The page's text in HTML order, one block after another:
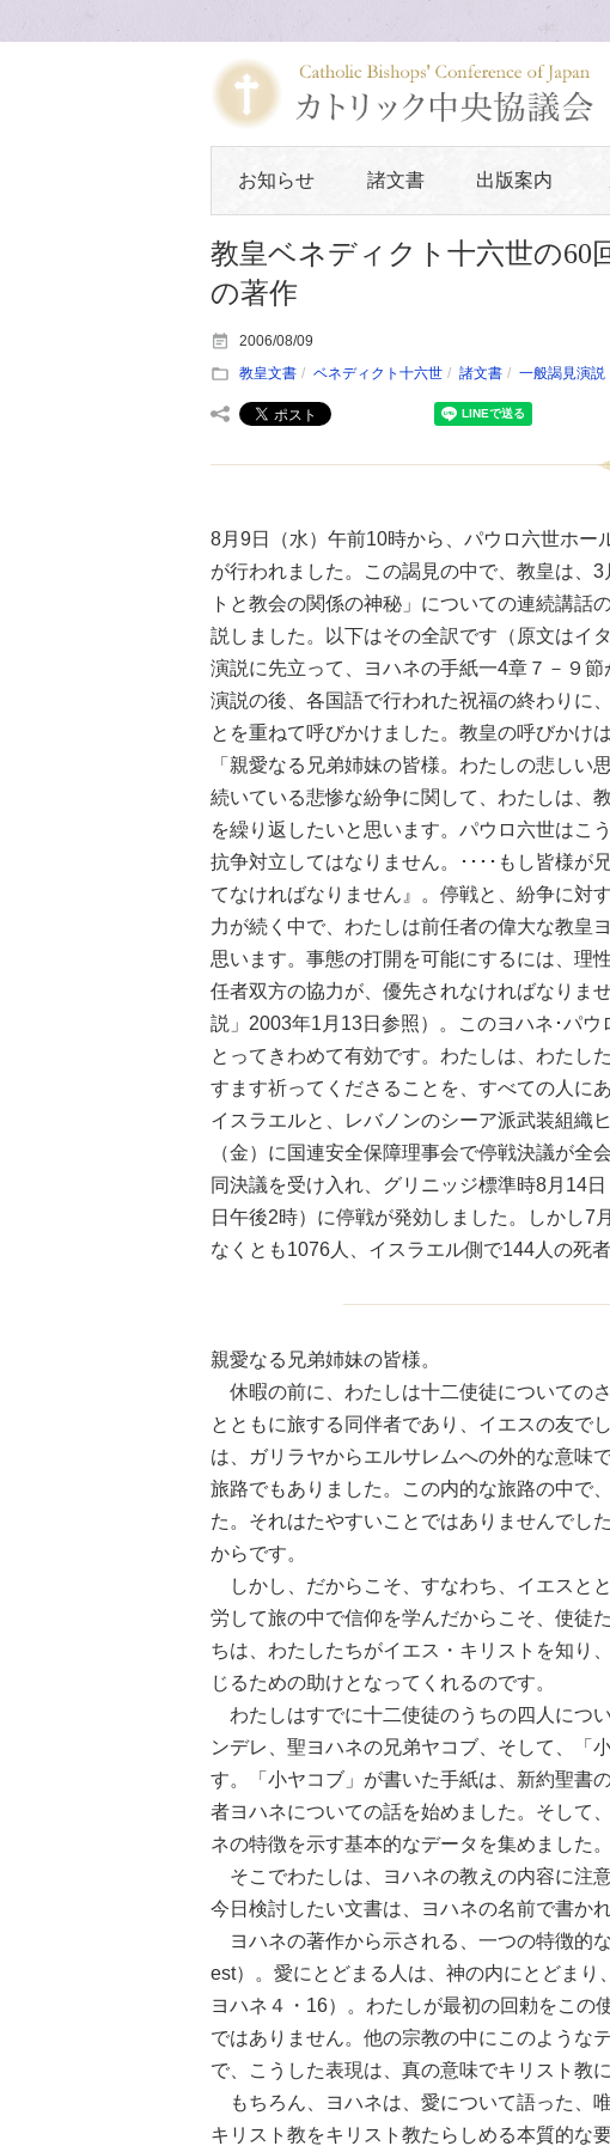
お知らせ 諸文書 出版案内
教皇ベネディクト十六世の
の著作
2006/08/09
教皇文書
ベネディクト十六世 諸文書 一般謁見演説
8月9日（水）午前10時から、パウロ六世ホー
が行われました。この謁見の中で、教皇は、
トと教会の関係の神秘」についての連続講話
説しました。以下はその全訳です（原文はイタ
演説に先立って、ヨハネの手紙一4章７－９節
演説の後、各国語で行われた祝福の終わりに
とを重ねて呼びかけました。教皇の呼びかけ
「親愛なる兄弟姉妹の皆様。わたしの悲しい
続いている悲惨な紛争に関して、わたしは、
を繰り返したいと思います。パウロ六世はこ
抗争対立してはなりません。････もし皆様が
てなければなりません』。停戦と、紛争に対
力が続く中で、わたしは前任者の偉大な教皇
思います。事態の打開を可能にするには、理
任者双方の協力が、優先されなければなりま
説」2003年1月13日参照）。このヨハネ･パ
とってきわめて有効です。わたしは、わたし
すます祈ってくださることを、すべての人に
イスラエルと、レバノンのシーア派武装組織
（金）に国連安全保障理事会で停戦決議が
同決議を受け入れ、グリニッジ標準時8月14
日午後2時）に停戦が発効しました。しかし
なくとも1076人、イスラエル側で144人の死者
親愛なる兄弟姉妹の皆様。
休暇の前に、わたしは十二使徒についての
とともに旅する同伴者であり、イエスの友で
は、ガリラヤからエルサレムへの外的な意味
旅路でもありました。この内的な旅路の中で
た。それはたやすいことではありませんでし
からです。
しかし、だからこそ、すなわち、イエスと
労して旅の中で信仰を学んだからこそ、使徒
ちは、わたしたちがイエス・キリストを知り
じるための助けとなってくれるのです。
わたしはすでに十二使徒のうちの四人につ
ンデレ、聖ヨハネの兄弟ヤコブ、そして、「
す。「小ヤコブ」が書いた手紙は、新約聖書
者ヨハネについての話を始めました。そして
ネの特徴を示す基本的なデータを集めました。
そこでわたしは、ヨハネの教えの内容に注
今日検討したい文書は、ヨハネの名前で書か
ヨハネの著作から示される、一つの特徴的
est）。愛にとどまる人は、神の内にとどま
ヨハネ４・16）。わたしが最初の回勅をこの
ではありません。他の宗教の中にこのような
で、こうした表現は、真の意味でキリスト教
もちろん、ヨハネは、愛について語った、
キリスト教をキリスト教たらしめる本質的な